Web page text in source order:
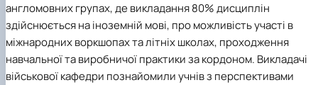
англомовних групах, де викладання 80% дисциплін
здійснюється на іноземній мові, про можливість участі в
міжнародних воркшопах та літніх школах, проходження
навчальної та виробничої практики за кордоном. Викладачі
військової кафедри познайомили учнів з перспективами